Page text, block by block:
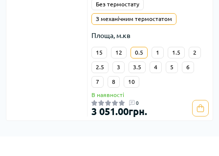
Без термостату
З механічним термостатом
Площа, м.кв
15 12 0.5 1 1.5 2
2.5 3 3.5 4 5 6
7 8 10
В наявності
0
3 051.00грн.